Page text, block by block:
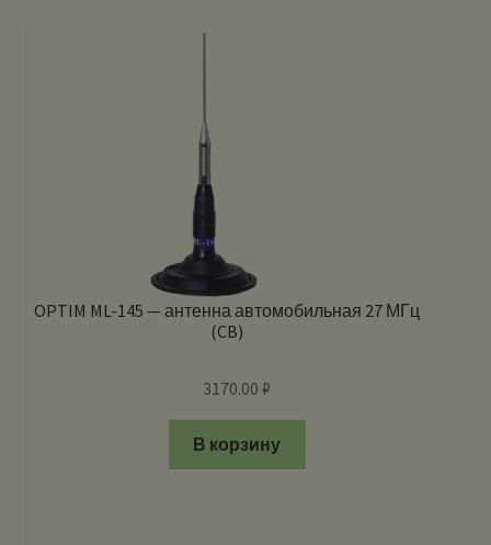
OPTIM ML-145 — антенна автомобильная 27 МГц
(CB)
3170.00₽
В корзину